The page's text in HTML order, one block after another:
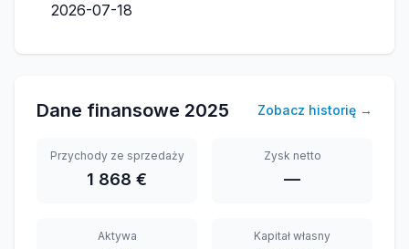
2026-07-18
Dane finansowe 2025 Zobacz historię →
Przychody ze sprzedaży
1 868 €
Zysk netto
—
Aktywa Kapitał własny